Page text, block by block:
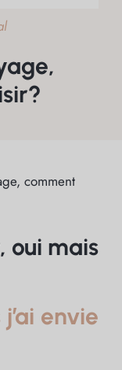
comment
mais
envie